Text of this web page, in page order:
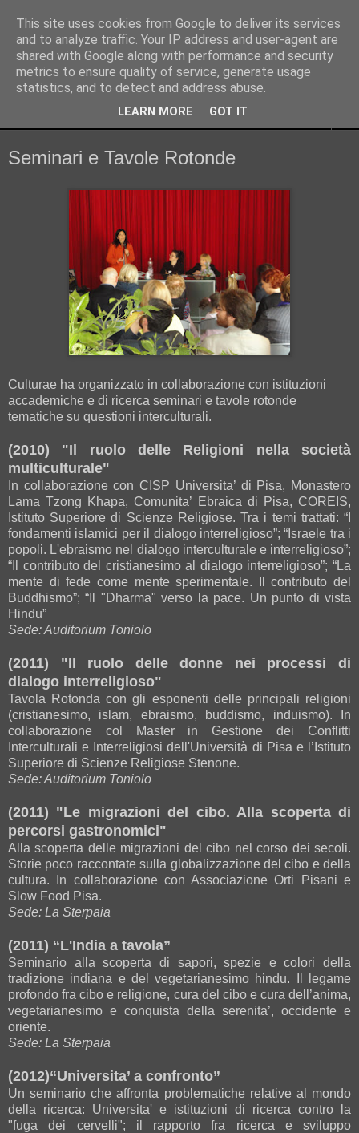
Culturae
Percorsi di Formazione e Comunicazione
Seminari e Tavole Rotonde
Culturae ha organizzato in collaborazione con istituzioni
accademiche e di ricerca seminari e tavole rotonde
tematiche su questioni interculturali.
(2010) "Il ruolo delle Religioni nella società
multiculturale"
In collaborazione con CISP Universita’ di Pisa, Monastero
Lama Tzong Khapa, Comunita’ Ebraica di Pisa, COREIS,
Istituto Superiore di Scienze Religiose. Tra i temi trattati: “I
fondamenti islamici per il dialogo interreligioso”; “Israele tra i
popoli. L'ebraismo nel dialogo interculturale e interreligioso”;
“Il contributo del cristianesimo al dialogo interreligioso”; “La
mente di fede come mente sperimentale. Il contributo del
Buddhismo”; “Il "Dharma" verso la pace. Un punto di vista
Hindu”
Sede: Auditorium Toniolo
(2011) "Il ruolo delle donne nei processi di
dialogo interreligioso"
Tavola Rotonda con gli esponenti delle principali religioni
(cristianesimo, islam, ebraismo, buddismo, induismo). In
collaborazione col Master in Gestione dei Conflitti
Interculturali e Interreligiosi dell'Università di Pisa e l’Istituto
Superiore di Scienze Religiose Stenone.
Sede: Auditorium Toniolo
(2011) "Le migrazioni del cibo. Alla scoperta di
percorsi gastronomici"
Alla scoperta delle migrazioni del cibo nel corso dei secoli.
Storie poco raccontate sulla globalizzazione del cibo e della
cultura. In collaborazione con Associazione Orti Pisani e
Slow Food Pisa.
Sede: La Sterpaia
(2011) “L'India a tavola”
Seminario alla scoperta di sapori, spezie e colori della
tradizione indiana e del vegetarianesimo hindu. Il legame
profondo fra cibo e religione, cura del cibo e cura dell’anima,
vegetarianesimo e conquista della serenita’, occidente e
oriente.
Sede: La Sterpaia
(2012)“Universita’ a confronto”
Un seminario che affronta problematiche relative al mondo
della ricerca: Universita' e istituzioni di ricerca contro la
"fuga dei cervelli"; il rapporto fra ricerca e sviluppo
This site uses cookies from Google to deliver its services
and to analyze traffic. Your IP address and user-agent are
shared with Google along with performance and security
metrics to ensure quality of service, generate usage
statistics, and to detect and address abuse.
LEARN MORE GOT IT